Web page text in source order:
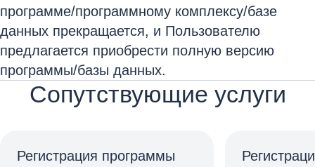
программе/программному комплексу/базе
данных прекращается, и Пользователю
предлагается приобрести полную версию
программы/базы данных.
Сопутствующие услуги
Регистрация программы